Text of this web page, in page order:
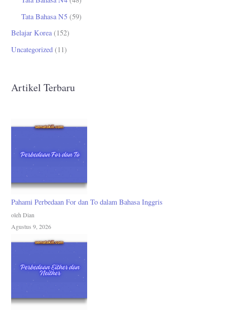
Tata Bahasa N5 (59)
Belajar Korea(152)
Uncategorized (11)
Artikel Terbaru
Pahami Perbedaan For dan To dalam Bahasa Inggris
oleh Dian
Agustus 9, 2026